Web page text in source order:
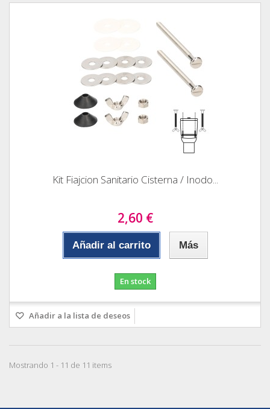
Kit Fiajcion Sanitario Cisterna / Inodo...
2,60 €
Añadir al carrito Más
En stock
Añadir a la lista de deseos
Mostrando 1 - 11 de 11 items